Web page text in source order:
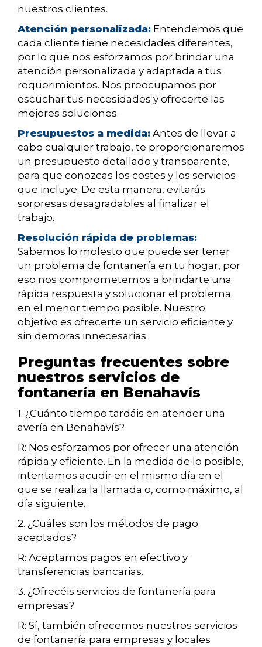
nuestros clientes.
Atención personalizada: Entendemos que
cada cliente tiene necesidades diferentes,
por lo que nos esforzamos por brindar una
atención personalizada y adaptada a tus
requerimientos. Nos preocupamos por
escuchar tus necesidades y ofrecerte las
mejores soluciones.
Presupuestos a medida: Antes de llevar a
cabo cualquier trabajo, te proporcionaremos
un presupuesto detallado y transparente,
para que conozcas los costes y los servicios
que incluye. De esta manera, evitarás
sorpresas desagradables al finalizar el
trabajo.
Resolución rápida de problemas:
Sabemos lo molesto que puede ser tener
un problema de fontanería en tu hogar, por
eso nos comprometemos a brindarte una
rápida respuesta y solucionar el problema
en el menor tiempo posible. Nuestro
objetivo es ofrecerte un servicio eficiente y
sin demoras innecesarias.
Preguntas frecuentes sobre
nuestros servicios de
fontanería en Benahavís
1. ¿Cuánto tiempo tardáis en atender una
avería en Benahavís?
R: Nos esforzamos por ofrecer una atención
rápida y eficiente. En la medida de lo posible,
intentamos acudir en el mismo día en el
que se realiza la llamada o, como máximo, al
día siguiente.
2. ¿Cuáles son los métodos de pago
aceptados?
R: Aceptamos pagos en efectivo y
transferencias bancarias.
3. ¿Ofrecéis servicios de fontanería para
empresas?
R: Sí, también ofrecemos nuestros servicios
de fontanería para empresas y locales